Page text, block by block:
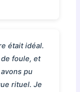
était idéal.
foule, et
pu
rituel. Je